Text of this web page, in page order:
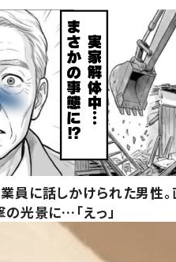
員に話しかけられた男性。
光景に…「えっ」